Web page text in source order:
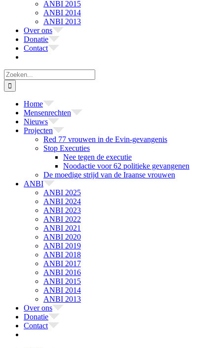
ANBI 2015
ANBI 2014
ANBI 2013
Over ons
Donatie
Contact
Zoeken
naar:
Home
Mensenrechten
Nieuws
Projecten
Red 77 vrouwen in de Evin-gevangenis
Stop Executies
Nee tegen de executie
Noodactie voor 62 politieke gevangenen
De moedige strijd van de Iraanse vrouwen
ANBI
ANBI 2025
ANBI 2024
ANBI 2023
ANBI 2022
ANBI 2021
ANBI 2020
ANBI 2019
ANBI 2018
ANBI 2017
ANBI 2016
ANBI 2015
ANBI 2014
ANBI 2013
Over ons
Donatie
Contact